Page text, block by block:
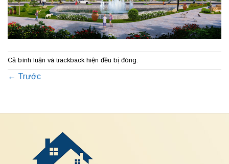
Cả bình luận và trackback hiện đều bị đóng.
← Trước